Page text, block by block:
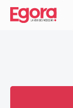
Aller
contenu